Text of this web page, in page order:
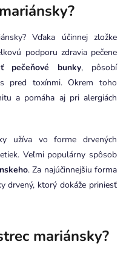
Vďaka účinnej zložke
podporu zdravia pečene
pečeňové bunky, pôsobí
pred toxínmi. Okrem toho
a pomáha aj pri alergiách
užíva vo forme drvených
Veľmi populárny spôsob
. Za najúčinnejšiu forma
drvený, ktorý dokáže priniesť
mariánsky?